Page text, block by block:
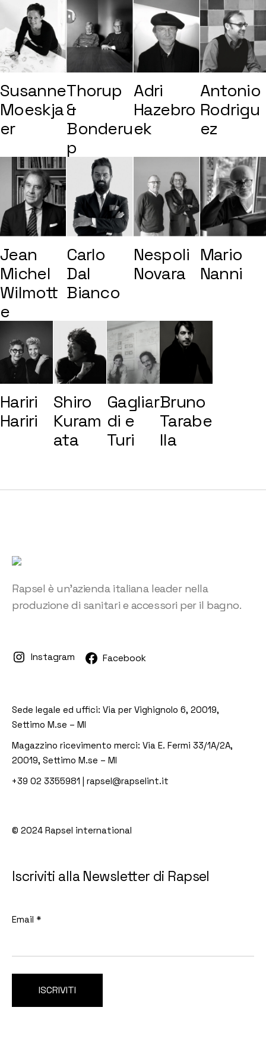
Susanne
Moeskja
er
Thorup
&
Bonderu
p
Adri
Hazebro
ek
Antonio
Rodrigu
ez
Jean
Michel
Wilmott
e
Carlo
Dal
Bianco
Nespoli
Novara
Mario
Nanni
Hariri
Hariri
Shiro
Kuram
ata
Gagliar
di e
Turi
Bruno
Tarabe
lla
Rapsel è un'azienda italiana leader nella
produzione di sanitari e accessori per il bagno.
Instagram Facebook
Sede legale ed uffici: Via per Vighignolo 6, 20019,
Settimo M.se – MI
Magazzino ricevimento merci: Via E. Fermi 33/1A/2A,
20019, Settimo M.se – MI
+39 02 3355981
rapsel@rapselint.it
© 2024 Rapsel international
Iscriviti alla Newsletter di Rapsel
Email *
ISCRIVITI